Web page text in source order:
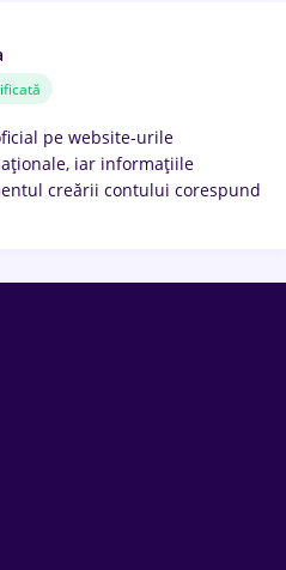
pe website-urile
iar informațiile
creării contului corespund